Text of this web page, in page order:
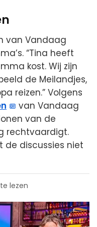
van Vandaag
“Tina heeft
kost. Wij zijn
de Meilandjes,
reizen.” Volgens
van Vandaag
van de
rechtvaardigt.
de discussies niet
lezen